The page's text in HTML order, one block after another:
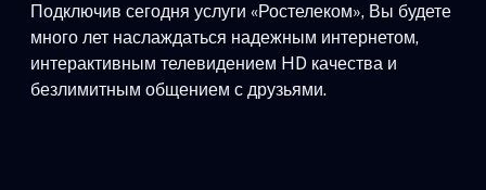
Подключив сегодня услуги «Ростелеком», Вы будете
много лет наслаждаться надежным интернетом,
интерактивным телевидением HD качества и
безлимитным общением с друзьями.